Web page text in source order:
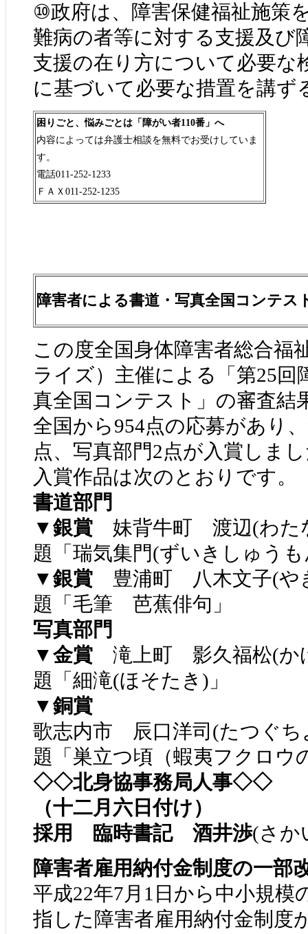
⑩政府は、障害保健福祉施策
難病の者等に対する支援及び
支援の在り方について必要な
に基づいて必要な措置を講ず
困りごと、悩みごとは「障がい者110番」へ
内容によっては弁護士相談を無料でお受けしていま
す。
電話011-252-1233
ＦＡＸ011-252-1235
障害者による書道・写真全国コンテス
この度全国身体障害者総合福
ライズ）主催による「第25回
真全国コンテスト」の審査結
全国から954点の応募があり
点、写真部門2点が入賞しま
入賞作品は次のとおりです。
書道部門
▼銀賞 妹背牛町 渡辺(わた
題「瑞気集門(ずいきしゅう
▼銀賞
豊浦町
八木文子(
題「毛筆 芭蕉俳句」
写真部門
▼金賞
滝上町 影久福松(か
題「細滝(ほそたき)」
▼銅賞
歌志内市 辰口洋司(たつぐち
題「巣立つ頃（蝦夷フクロウ
◇◇北身協事務局人事◇◇
（十二月六日付け）
採用 臨時書記 酒井渉(さか
障害者雇用納付金制度の一部
平成22年7月1日から中小規模
指した障害者雇用納付金制度